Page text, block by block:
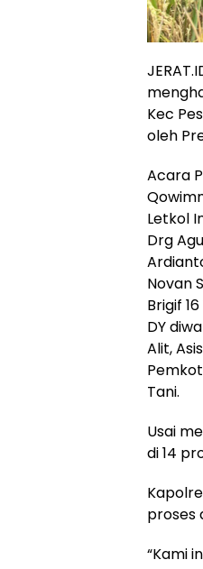
Kec
oleh
Acara
Letkol
Drg
Novan
Brigif
DY
Alit,
Tani.
Usai
di 14
proses
“Kami